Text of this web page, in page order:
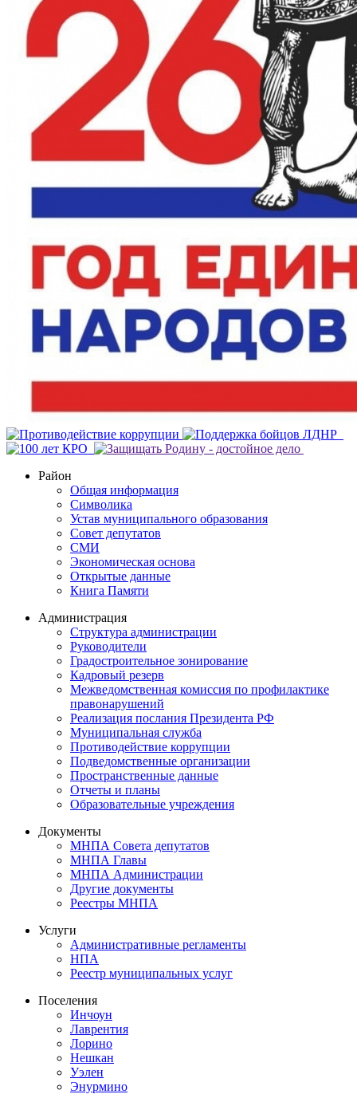
Район
Общая информация
Символика
Устав муниципального образования
Совет депутатов
СМИ
Экономическая основа
Открытые данные
Книга Памяти
Администрация
Структура администрации
Руководители
Градостроительное зонирование
Кадровый резерв
Межведомственная комиссия по профилактике
правонарушений
Реализация послания Президента РФ
Муниципальная служба
Противодействие коррупции
Подведомственные организации
Пространственные данные
Отчеты и планы
Образовательные учреждения
Документы
МНПА Совета депутатов
МНПА Главы
МНПА Администрации
Другие документы
Реестры МНПА
Услуги
Административные регламенты
НПА
Реестр муниципальных услуг
Поселения
Инчоун
Лаврентия
Лорино
Нешкан
Уэлен
Энурмино